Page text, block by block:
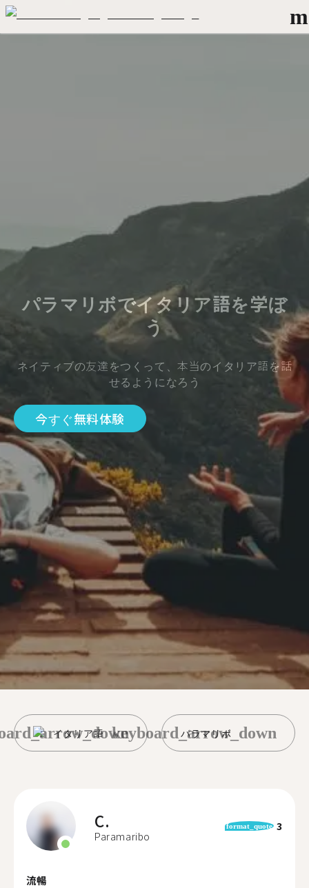
パラマリボでイタリア語を学ぼ
う
ネイティブの友達をつくって、本当のイタリア語を話
せるようになろう
今すぐ無料体験
イタリア語 パラマリボ
keyboard_arrow_down
C.
Paramaribo
format_quote 3
流暢